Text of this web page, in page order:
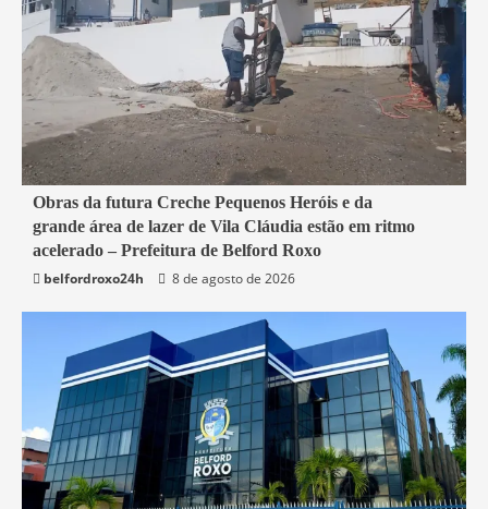
2 min read
Belford Roxo
Obras da futura Creche Pequenos Heróis e da
grande área de lazer de Vila Cláudia estão em ritmo
acelerado – Prefeitura de Belford Roxo
belfordroxo24h
8 de agosto de 2026